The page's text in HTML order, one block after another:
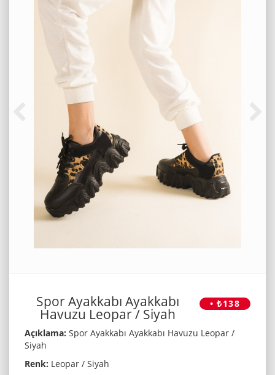
• ₺138
Spor Ayakkabı Ayakkabı
Havuzu Leopar / Siyah
Açıklama: Spor Ayakkabı Ayakkabı Havuzu Leopar /
Siyah
Renk: Leopar / Siyah